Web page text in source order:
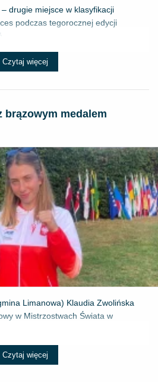
drugie miejsce w klasyfikacji
podczas tegorocznej edycji
Czytaj więcej
brązowym medalem
Limanowa) Klaudia Zwolińska
w Mistrzostwach Świata w
Czytaj więcej